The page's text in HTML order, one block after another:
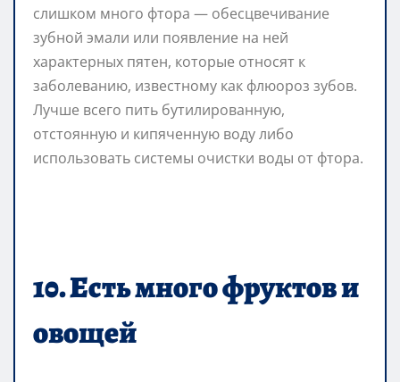
слишком много фтора — обесцвечивание
зубной эмали или появление на ней
характерных пятен, которые относят к
заболеванию, известному как флюороз зубов.
Лучше всего пить бутилированную,
отстоянную и кипяченную воду либо
использовать системы очистки воды от фтора.
10. Есть много фруктов и
овощей